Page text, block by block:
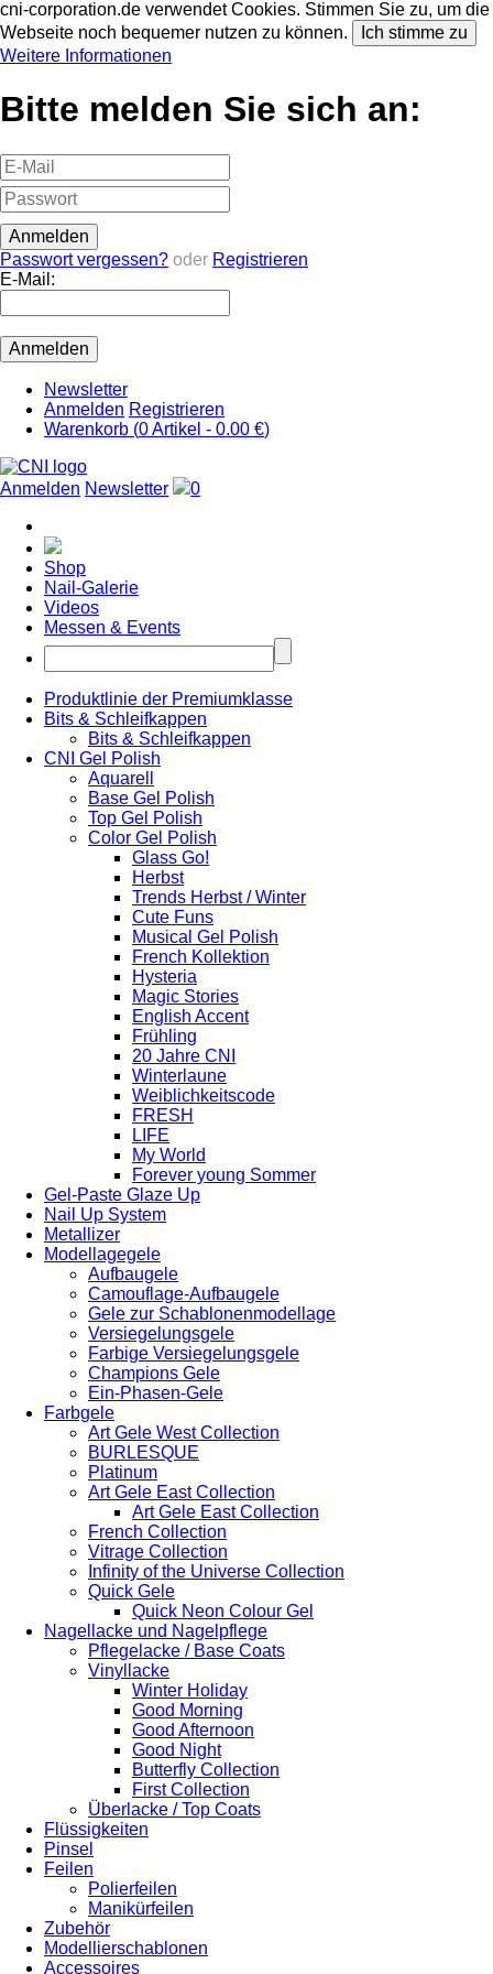
cni-corporation.de verwendet Cookies. Stimmen Sie zu, um die
Webseite noch bequemer nutzen zu können.
Ich stimme zu
Weitere Informationen
Bitte melden Sie sich an:
Passwort vergessen? oder Registrieren
E-Mail:
Newsletter
Anmelden Registrieren
Warenkorb (0Artikel - 0.00 €)
Anmelden Newsletter 0
Shop
Nail-Galerie
Videos
Messen & Events
Produktlinie der Premiumklasse
Bits & Schleifkappen
Bits & Schleifkappen
CNI Gel Polish
Aquarell
Base Gel Polish
Top Gel Polish
Color Gel Polish
Glass Go!
Herbst
Trends Herbst / Winter
Cute Funs
Musical Gel Polish
French Kollektion
Hysteria
Magic Stories
English Accent
Frühling
20 Jahre CNI
Winterlaune
Weiblichkeitscode
FRESH
LIFE
My World
Forever young Sommer
Gel-Paste Glaze Up
Nail Up System
Metallizer
Modellagegele
Aufbaugele
Camouflage-Aufbaugele
Gele zur Schablonenmodellage
Versiegelungsgele
Farbige Versiegelungsgele
Champions Gele
Ein-Phasen-Gele
Farbgele
Art Gele West Collection
BURLESQUE
Platinum
Art Gele East Collection
Art Gele East Collection
French Collection
Vitrage Collection
Infinity of the Universe Collection
Quick Gele
Quick Neon Colour Gel
Nagellacke und Nagelpflege
Pflegelacke / Base Coats
Vinyllacke
Winter Holiday
Good Morning
Good Afternoon
Good Night
Butterfly Collection
First Collection
Überlacke / Top Coats
Flüssigkeiten
Pinsel
Feilen
Polierfeilen
Manikürfeilen
Zubehör
Modellierschablonen
Accessoires